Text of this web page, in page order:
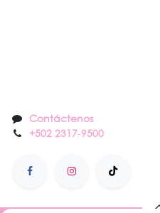
Contáctenos
+502 2317-9500